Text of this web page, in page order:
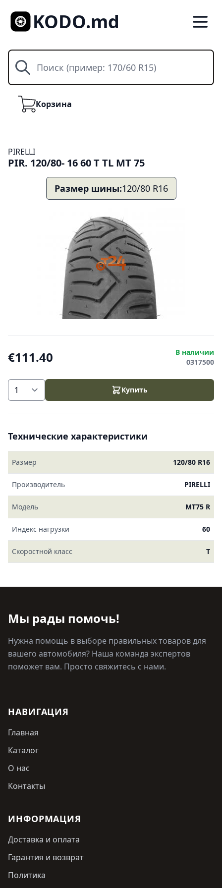
KODO.md
Поиск
КорзинаКорзина
PIRELLI
PIR. 120/80- 16 60 T TL MT 75
Размер шины:120/80 R16
€111.40
В наличии
0317500
Купить
Технические характеристики
Размер 120/80 R16
Производитель PIRELLI
Модель MT75 R
Индекс нагрузки 60
Скоростной класс T
Мы рады помочь!
Нужна помощь в выборе правильных товаров для
вашего автомобиля? Наша команда экспертов
поможет вам. Просто свяжитесь с нами.
НАВИГАЦИЯ
Главная
Каталог
О нас
Контакты
ИНФОРМАЦИЯ
Доставка и оплата
Гарантия и возврат
Политика